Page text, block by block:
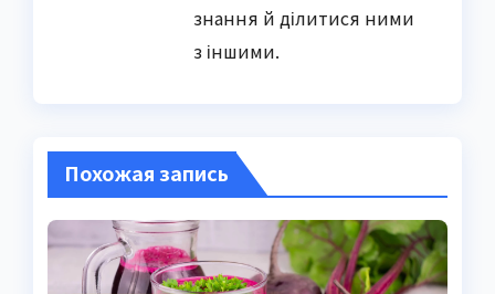
знання й ділитися ними
з іншими.
Похожая запись